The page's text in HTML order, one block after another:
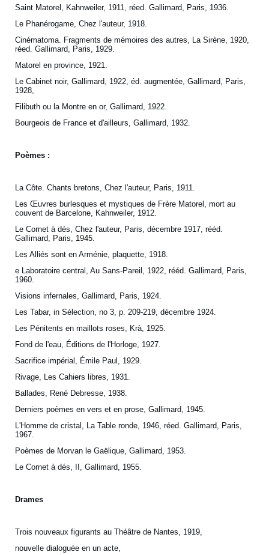
Saint Matorel, Kahnweiler, 1911, réed. Gallimard, Paris, 1936.
Le Phanérogame, Chez l'auteur, 1918.
Cinématoma. Fragments de mémoires des autres, La Sirène, 1920,
réed. Gallimard, Paris, 1929.
Matorel en province, 1921.
Le Cabinet noir, Gallimard, 1922, éd. augmentée, Gallimard, Paris,
1928,
Filibuth ou la Montre en or, Gallimard, 1922.
Bourgeois de France et d'ailleurs, Gallimard, 1932.
Poèmes :
La Côte. Chants bretons, Chez l'auteur, Paris, 1911.
Les Œuvres burlesques et mystiques de Frère Matorel, mort au
couvent de Barcelone, Kahnweiler, 1912.
Le Cornet à dés, Chez l'auteur, Paris, décembre 1917, rééd.
Gallimard, Paris, 1945.
Les Alliés sont en Arménie, plaquette, 1918.
e Laboratoire central, Au Sans-Pareil, 1922, rééd. Gallimard, Paris,
1960.
Visions infernales, Gallimard, Paris, 1924.
Les Tabar, in Sélection, no 3, p. 209-219, décembre 1924.
Les Pénitents en maillots roses, Krà, 1925.
Fond de l'eau, Éditions de l'Horloge, 1927.
Sacrifice impérial, Émile Paul, 1929.
Rivage, Les Cahiers libres, 1931.
Ballades, René Debresse, 1938.
Derniers poèmes en vers et en prose, Gallimard, 1945.
L'Homme de cristal, La Table ronde, 1946, réed. Gallimard, Paris,
1967.
Poèmes de Morvan le Gaëlique, Gallimard, 1953.
Le Cornet à dés, II, Gallimard, 1955.
Drames
Trois nouveaux figurants au Théâtre de Nantes, 1919,
nouvelle dialoguée en un acte,